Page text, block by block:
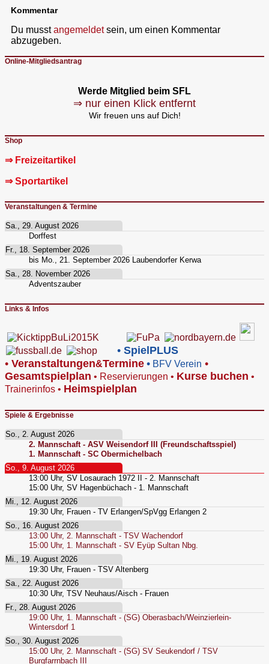
Kommentar
Du musstangemeldetsein, um einen Kommentar
abzugeben.
Online-Mitgliedsantrag
Werde Mitglied beim SFL
⇒ nur einen Klick entfernt
Wir freuen uns auf Dich!
Shop
⇒ Freizeitartikel
⇒ Sportartikel
Veranstaltungen & Termine
Sa., 29. August 2026
Dorffest
Fr., 18. September 2026
bis Mo., 21. September 2026
Laubendorfer Kerwa
Sa., 28. November 2026
Adventszauber
Links & Infos
• SpielPLUS
• Veranstaltungen&Termine • BFV Verein •
Gesamtspielplan • Reservierungen • Kurse buchen •
Trainerinfos • Heimspielplan
Spiele & Ergebnisse
So., 2. August 2026
2. Mannschaft - ASV Weisendorf III (Freundschaftsspiel)
1. Mannschaft - SC Obermichelbach
So., 9. August 2026
13:00 Uhr, SV Losaurach 1972 II - 2. Mannschaft
15:00 Uhr, SV Hagenbüchach - 1. Mannschaft
Mi., 12. August 2026
19:30 Uhr, Frauen - TV Erlangen/SpVgg Erlangen 2
So., 16. August 2026
13:00 Uhr, 2. Mannschaft - TSV Wachendorf
15:00 Uhr, 1. Mannschaft - SV Eyüp Sultan Nbg.
Mi., 19. August 2026
19:30 Uhr, Frauen - TSV Altenberg
Sa., 22. August 2026
10:30 Uhr, TSV Neuhaus/Aisch - Frauen
Fr., 28. August 2026
19:00 Uhr, 1. Mannschaft - (SG) Oberasbach/Weinzierlein-
Wintersdorf 1
So., 30. August 2026
15:00 Uhr, 2. Mannschaft - (SG) SV Seukendorf / TSV
Burgfarrnbach III